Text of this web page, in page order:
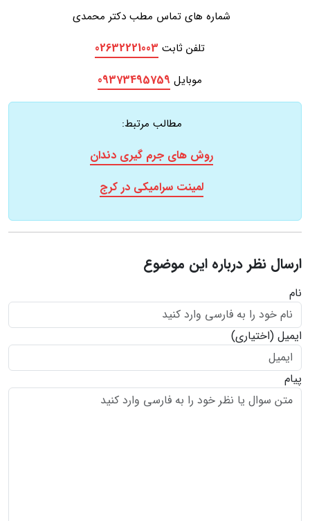
شماره های تماس مطب دکتر محمدی
تلفن ثابت 02632221003
موبایل 09373495759
مطالب مرتبط:
روش های جرم گیری دندان
لمینت سرامیکی در کرج
ارسال نظر درباره این موضوع
نام
ایمیل (اختیاری)
پیام